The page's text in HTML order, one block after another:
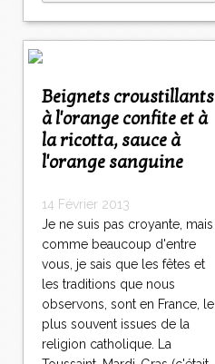
Beignets croustillants
à l'orange confite et à
la ricotta, sauce à
l'orange sanguine
14 Février 2013
Je ne suis pas croyante, mais
comme beaucoup d'entre
vous, je sais que les fêtes et
les traditions que nous
observons, sont en France, le
plus souvent issues de la
religion catholique. La